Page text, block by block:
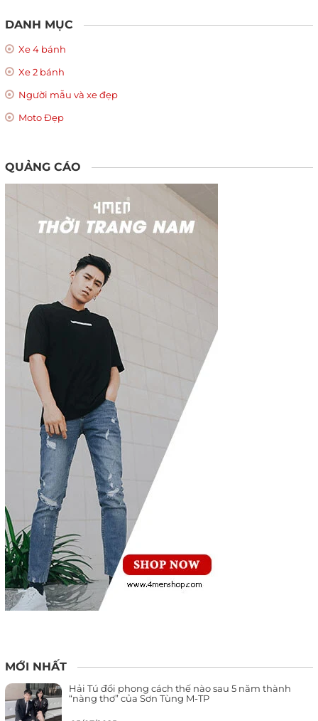
DANH MỤC
Xe 4 bánh
Xe 2 bánh
Người mẫu và xe đẹp
Moto Đẹp
QUẢNG CÁO
MỚI NHẤT
Hải Tú đổi phong cách thế nào sau 5 năm thành
“nàng thơ” của Sơn Tùng M-TP